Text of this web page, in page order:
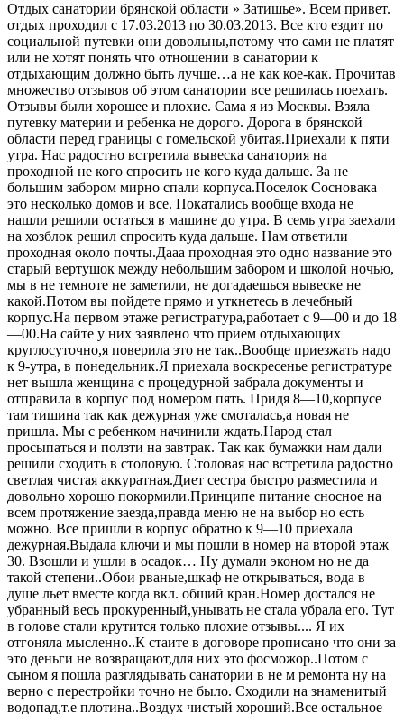
Отдых санатории брянской области » Затишье». Всем привет.
отдых проходил с 17.03.2013 по 30.03.2013. Все кто ездит по
социальной путевки они довольны,потому что сами не платят
или не хотят понять что отношении в санатории к
отдыхающим должно быть лучше…а не как кое-как. Прочитав
множество отзывов об этом санатории все решилась поехать.
Отзывы были хорошее и плохие. Сама я из Москвы. Взяла
путевку материи и ребенка не дорого. Дорога в брянской
области перед границы с гомельской убитая.Приехали к пяти
утра. Нас радостно встретила вывеска санатория на
проходной не кого спросить не кого куда дальше. За не
большим забором мирно спали корпуса.Поселок Сосновака
это несколько домов и все. Покатались вообще входа не
нашли решили остаться в машине до утра. В семь утра заехали
на хозблок решил спросить куда дальше. Нам ответили
проходная около почты.Дааа проходная это одно название это
старый вертушок между небольшим забором и школой ночью,
мы в не темноте не заметили, не догадаешься вывеске не
какой.Потом вы пойдете прямо и уткнетесь в лечебный
корпус.На первом этаже регистратура,работает с 9—00 и до 18
—00.На сайте у них заявлено что прием отдыхающих
круглосуточно,я поверила это не так..Вообще приезжать надо
к 9-утра, в понедельник.Я приехала воскресенье регистратуре
нет вышла женщина с процедурной забрала документы и
отправила в корпус под номером пять. Придя 8—10,корпусе
там тишина так как дежурная уже смоталась,а новая не
пришла. Мы с ребенком начинили ждать.Народ стал
просыпаться и ползти на завтрак. Так как бумажки нам дали
решили сходить в столовую. Столовая нас встретила радостно
светлая чистая аккуратная.Диет сестра быстро разместила и
довольно хорошо покормили.Принципе питание сносное на
всем протяжение заезда,правда меню не на выбор но есть
можно. Все пришли в корпус обратно к 9—10 приехала
дежурная.Выдала ключи и мы пошли в номер на второй этаж
30. Взошли и ушли в осадок… Ну думали эконом но не да
такой степени..Обои рваные,шкаф не открываться, вода в
душе льет вместе когда вкл. общий кран.Номер достался не
убранный весь прокуренный,унывать не стала убрала его. Тут
в голове стали крутится только плохие отзывы.... Я их
отгоняла мысленно..К стаите в договоре прописано что они за
это деньги не возвращают,для них это фосможор..Потом с
сыном я пошла разглядывать санатории в не м ремонта ну на
верно с перестройки точно не было. Сходили на знаменитый
водопад,т.е плотина..Воздух чистый хороший.Все остальное